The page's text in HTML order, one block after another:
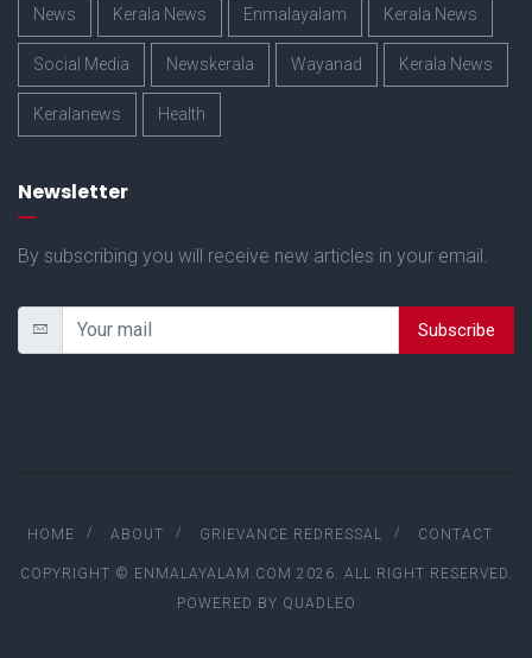
News Kerala News Enmalayalam Kerala News
Social Media Newskerala Wayanad Kerala News
Keralanews Health
Newsletter
By subscribing you will receive new articles in your email.
Subscribe
HOME ABOUT GRIEVANCE REDRESSAL CONTACT
COPYRIGHT © ENMALAYALAM.COM 2026. ALL RIGHT RESERVED.
POWERED BY QUADLEO